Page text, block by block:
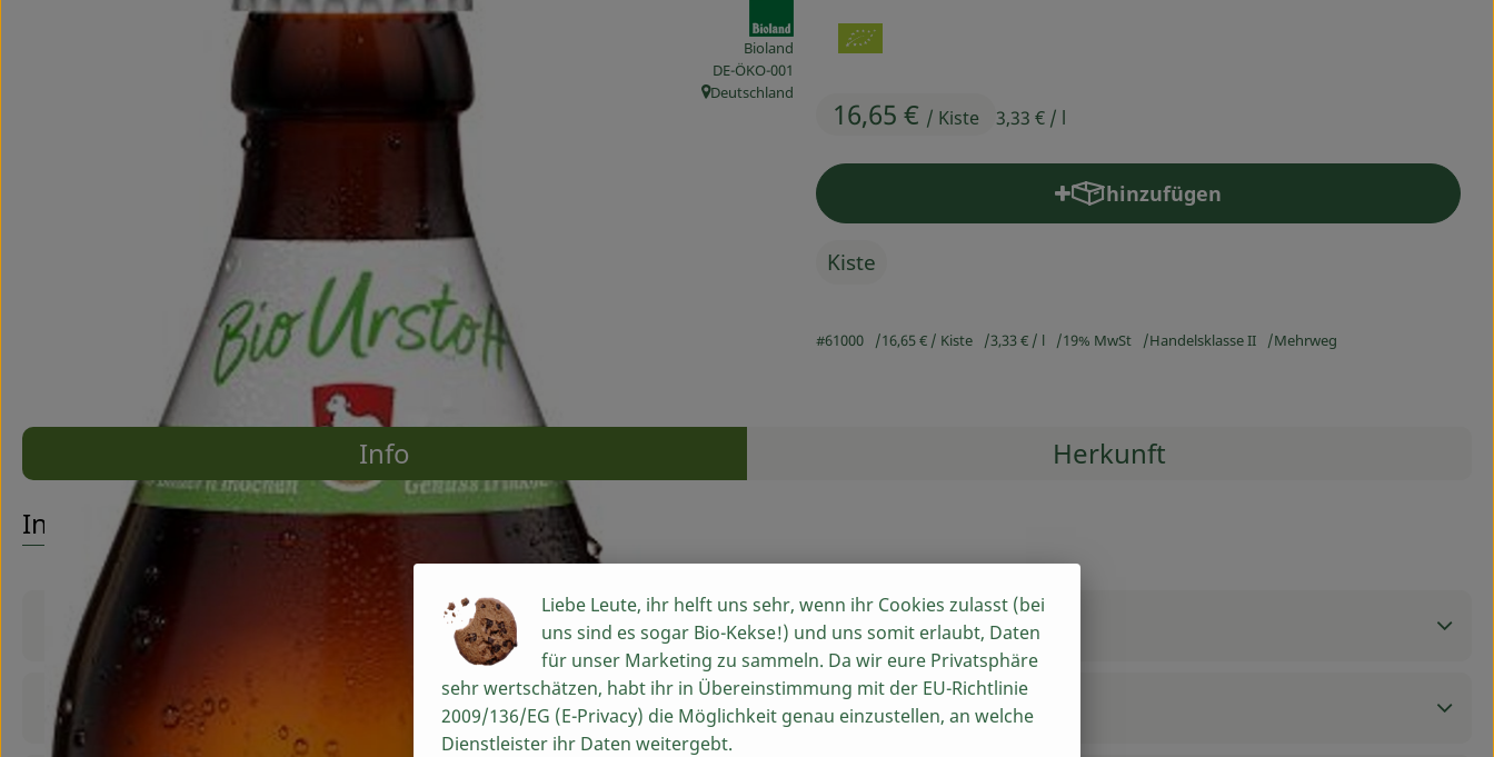
16,65 € / Kiste 3,33 € / l
Bioland
, Kontrollstelle:
DE-ÖKO-001
, Herkunft:
Deutschland
hinzufügen
Produkt zum Warenkorb hinzufügen
Kiste
#61000 16,65 € / Kiste 3,33 € / l 19% MwSt Handelsklasse II Mehrweg
Rezepte
Info
Herkunft
Entdecke passende RezepteEs wurden keine passenden Rezepte gefunden.
Info
Produktinformationen
Zutaten
Liebe Leute, ihr helft uns sehr, wenn ihr Cookies zulasst (bei
uns sind es sogar Bio-Kekse!) und uns somit erlaubt, Daten
für unser Marketing zu sammeln. Da wir eure Privatsphäre
sehr wertschätzen, habt ihr in Übereinstimmung mit der EU-Richtlinie
2009/136/EG (E-Privacy) die Möglichkeit genau einzustellen, an welche
Dienstleister ihr Daten weitergebt.